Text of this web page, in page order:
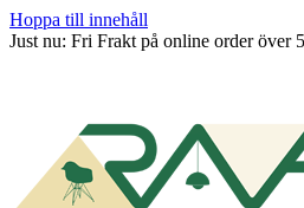
Hoppa till innehåll
Just nu: Fri Frakt på online order över